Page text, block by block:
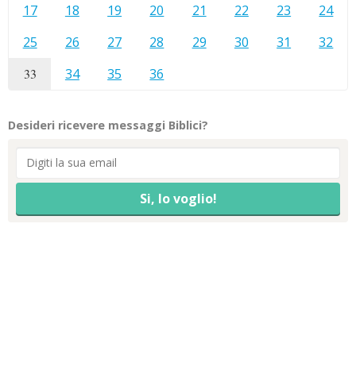
17
18 19 20 21 22 23
24
25
26 27 28 29 30 31 32
33 34 35 36
Desideri ricevere messaggi Biblici?